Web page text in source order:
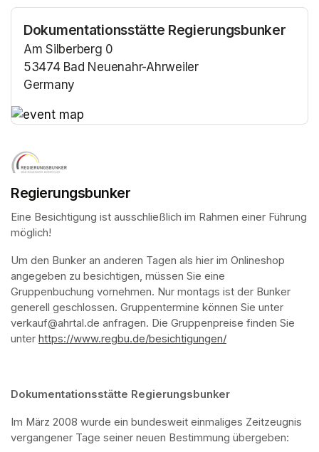
Dokumentationsstätte Regierungsbunker
Am Silberberg 0
53474 Bad Neuenahr-Ahrweiler
Germany
Regierungsbunker
Eine Besichtigung ist ausschließlich im Rahmen einer Führung
möglich!
Um den Bunker an anderen Tagen als hier im Onlineshop
angegeben zu besichtigen, müssen Sie eine
Gruppenbuchung vornehmen. Nur montags ist der Bunker
generell geschlossen. Gruppentermine können Sie unter
verkauf@ahrtal.de anfragen. Die Gruppenpreise finden Sie
unter https://www.regbu.de/besichtigungen/
Dokumentationsstätte Regierungsbunker
Im März 2008 wurde ein bundesweit einmaliges Zeitzeugnis
vergangener Tage seiner neuen Bestimmung übergeben: